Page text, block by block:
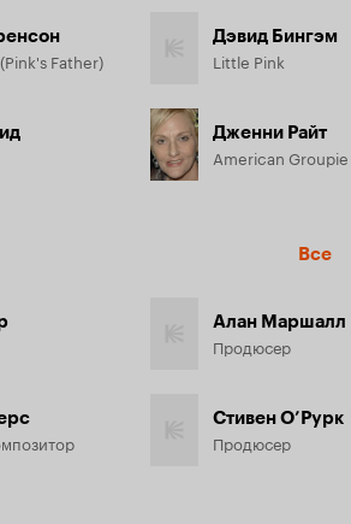
Father)
Дэвид Бингэм
Little Pink
Дженни Райт
American Groupie
Все
Алан Маршалл
Продюсер
Стивен О’Рурк
Продюсер